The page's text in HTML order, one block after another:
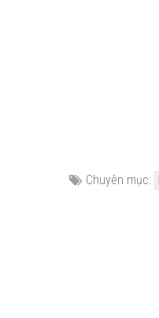
Chuyên mục: